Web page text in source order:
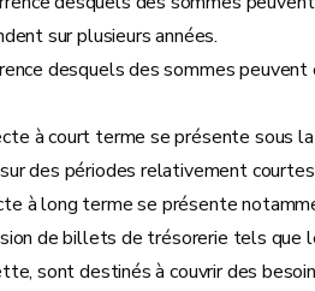
sur plusieurs années.
desquels des sommes
à court terme se présente sous
des périodes relativement
à long terme se présente
de billets de trésorerie tels
sont destinés à couvrir des